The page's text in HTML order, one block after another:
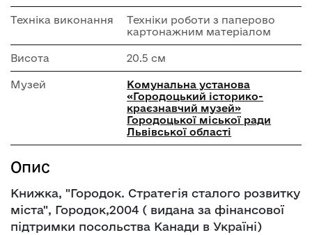
Техніка виконання
Техніки роботи з паперово
картонажним матеріалом
Висота 20.5 см
Музей
Комунальна установа
«Городоцький історико-
краєзнавчий музей»
Городоцької міської ради
Львівської області
Опис
Книжка, "Городок. Стратегія сталого розвитку
міста", Городок,2004 ( видана за фінансової
підтримки посольства Канади в Україні)